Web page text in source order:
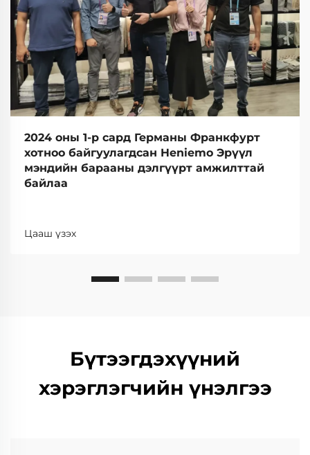
2024 оны 1-р сард Германы Франкфурт
хотноо байгуулагдсан Heniemo Эрүүл
мэндийн барааны дэлгүүрт амжилттай
байлаа
Цааш үзэх
Бүтээгдэхүүний
хэрэглэгчийн үнэлгээ